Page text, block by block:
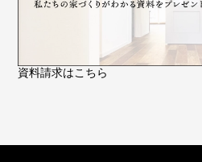
資料請求はこちら